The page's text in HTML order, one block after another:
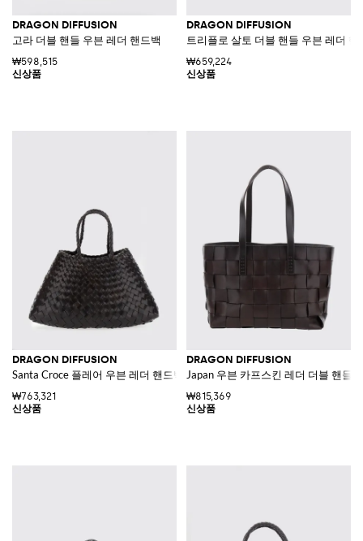
DRAGON DIFFUSION
고라 더블 핸들 우븐 레더 핸드백
₩598,515
DRAGON DIFFUSION
트리플로 살토 더블 핸들 우븐 레더 핸
₩659,224
DRAGON DIFFUSION
Santa Croce 플레어 우븐 레더 핸드백 브레이드 핸들
₩763,321
DRAGON DIFFUSION
Japan 우븐 카프스킨 레더 더블 핸들
₩815,369